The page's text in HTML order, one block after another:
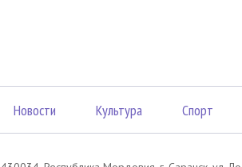
Новости Культура Спорт